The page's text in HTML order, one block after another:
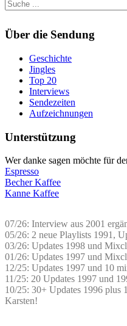
Über die Sendung
Geschichte
Jingles
Top 20
Interviews
Sendezeiten
Aufzeichnungen
Unterstützung
Wer danke sagen möchte für
Espresso
Becher Kaffee
Kanne Kaffee
07/26: Interview aus 2001
05/26: 2 neue Playlists 1991,
03/26: Updates 1998 und
01/26: Updates 1997 und
12/25: Updates 1997 und 10
11/25: 20 Updates 1997 und
10/25: 30+ Updates 1996 plus
Karsten!